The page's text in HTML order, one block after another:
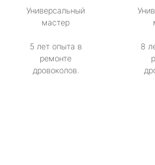
Универсальный
мастер
5 лет опыта в
ремонте
дровоколов.
8